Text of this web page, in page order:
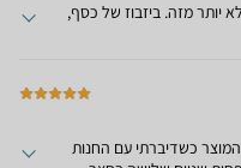
יותר מזה. ביזבוז של כסף,
כשדיברתי עם החנות